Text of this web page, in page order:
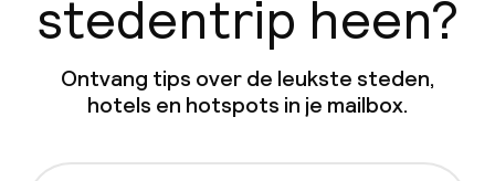
stedentrip heen?
Ontvang tips over de leukste steden,
hotels en hotspots in je mailbox.